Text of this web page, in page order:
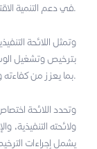
وتمثل اللائحة
بترخيص وتشغيل
وتحدد اللائحة
ولائحته التنفيذية،
يشمل إجراءات